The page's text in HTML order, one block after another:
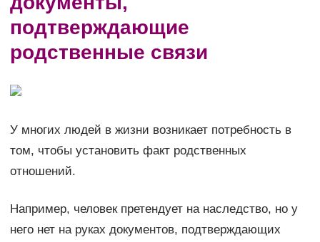
подтверждающие
родственные связи
У многих людей в жизни возникает потребность в
том, чтобы установить факт родственных
отношений.
Например, человек претендует на наследство, но у
него нет на руках документов, подтверждающих